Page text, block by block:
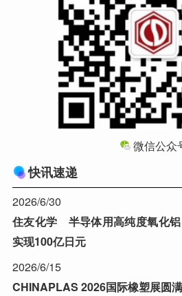
微信公众
快讯速递
2026/6/30
住友化学 半导体用高纯度氧化
实现100亿日元
2026/6/15
CHINAPLAS 2026国际橡塑展圆